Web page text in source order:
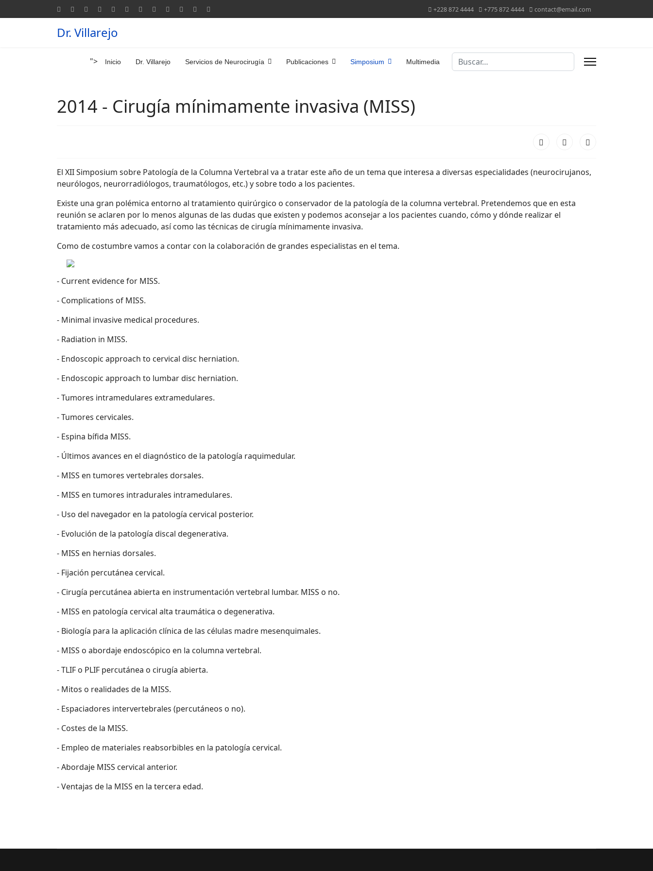
+228 872 4444 +775 872 4444 contact@email.com
Dr. Villarejo
"> Inicio Dr. Villarejo Servicios de Neurocirugía Publicaciones Simposium Multimedia Buscar
2014 - Cirugía mínimamente invasiva (MISS)
El XII Simposium sobre Patología de la Columna Vertebral va a tratar este año de un tema que interesa a diversas especialidades (neurocirujanos,
neurólogos, neurorradiólogos, traumatólogos, etc.) y sobre todo a los pacientes.
Existe una gran polémica entorno al tratamiento quirúrgico o conservador de la patología de la columna vertebral. Pretendemos que en esta
reunión se aclaren por lo menos algunas de las dudas que existen y podemos aconsejar a los pacientes cuando, cómo y dónde realizar el
tratamiento más adecuado, así como las técnicas de cirugía mínimamente invasiva.
Como de costumbre vamos a contar con la colaboración de grandes especialistas en el tema.
- Current evidence for MISS.
- Complications of MISS.
- Minimal invasive medical procedures.
- Radiation in MISS.
- Endoscopic approach to cervical disc herniation.
- Endoscopic approach to lumbar disc herniation.
- Tumores intramedulares extramedulares.
- Tumores cervicales.
- Espina bífida MISS.
- Últimos avances en el diagnóstico de la patología raquimedular.
- MISS en tumores vertebrales dorsales.
- MISS en tumores intradurales intramedulares.
- Uso del navegador en la patología cervical posterior.
- Evolución de la patología discal degenerativa.
- MISS en hernias dorsales.
- Fijación percutánea cervical.
- Cirugía percutánea abierta en instrumentación vertebral lumbar. MISS o no.
- MISS en patología cervical alta traumática o degenerativa.
- Biología para la aplicación clínica de las células madre mesenquimales.
- MISS o abordaje endoscópico en la columna vertebral.
- TLIF o PLIF percutánea o cirugía abierta.
- Mitos o realidades de la MISS.
- Espaciadores intervertebrales (percutáneos o no).
- Costes de la MISS.
- Empleo de materiales reabsorbibles en la patología cervical.
- Abordaje MISS cervical anterior.
- Ventajas de la MISS en la tercera edad.